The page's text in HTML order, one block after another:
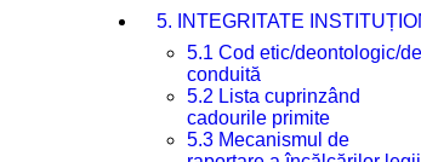
5. INTEGRITATE
5.1 Cod etic/deontologic/de
conduită
5.2 Lista cuprinzând
cadourile primite
5.3 Mecanismul de